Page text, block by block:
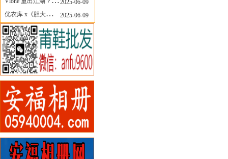
2025-06-09
优衣库 x《胆大党》新品公布，第二季联动周边来了！
2025-06-09